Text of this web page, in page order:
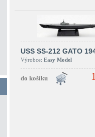
USS SS-212 GATO
Výrobce: Easy Model